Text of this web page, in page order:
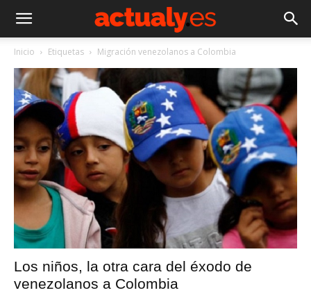
Inicio Etiquetas Migración venezolanos a Colombia
Los niños, la otra cara del éxodo de
venezolanos a Colombia